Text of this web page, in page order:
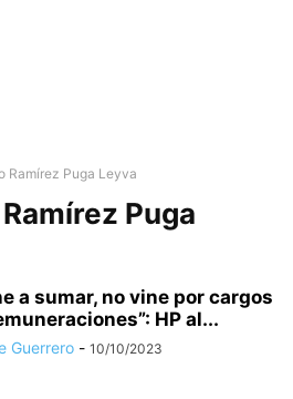
Ramírez Puga Leyva
Puga
a sumar, no vine por cargos
HP al...
Guerrero - 10/10/2023